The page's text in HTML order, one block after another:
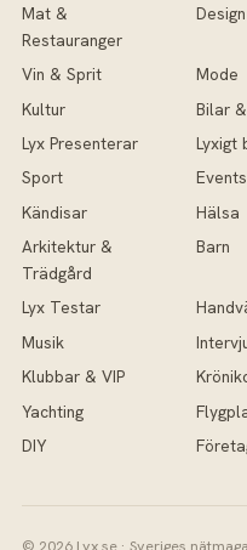
Mat &
Restauranger
Design
Vin & Sprit Mode
Kultur
Bilar
Lyx Presenterar
Lyxigt
Sport
Events
Kändisar
Hälsa
Arkitektur &
Trädgård
Barn
Lyx Testar
Musik
Klubbar & VIP
Yachting
DIY